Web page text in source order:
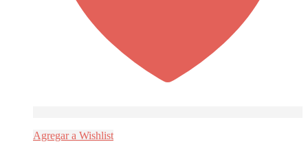
Agregar a Wishlist